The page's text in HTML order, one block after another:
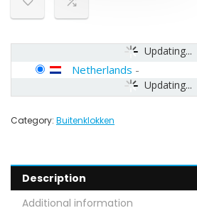
Updating...
Updating...
Netherlands -
Category: Buitenklokken
Description
Additional information